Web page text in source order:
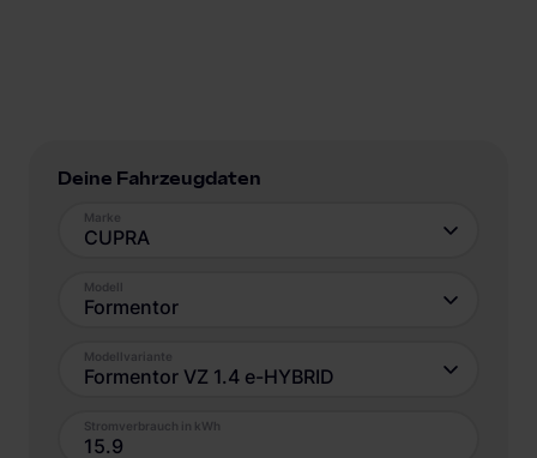
Deine Fahrzeugdaten
Marke
CUPRA
Modell
Formentor
Modellvariante
Formentor VZ 1.4 e-HYBRID
Stromverbrauch in kWh